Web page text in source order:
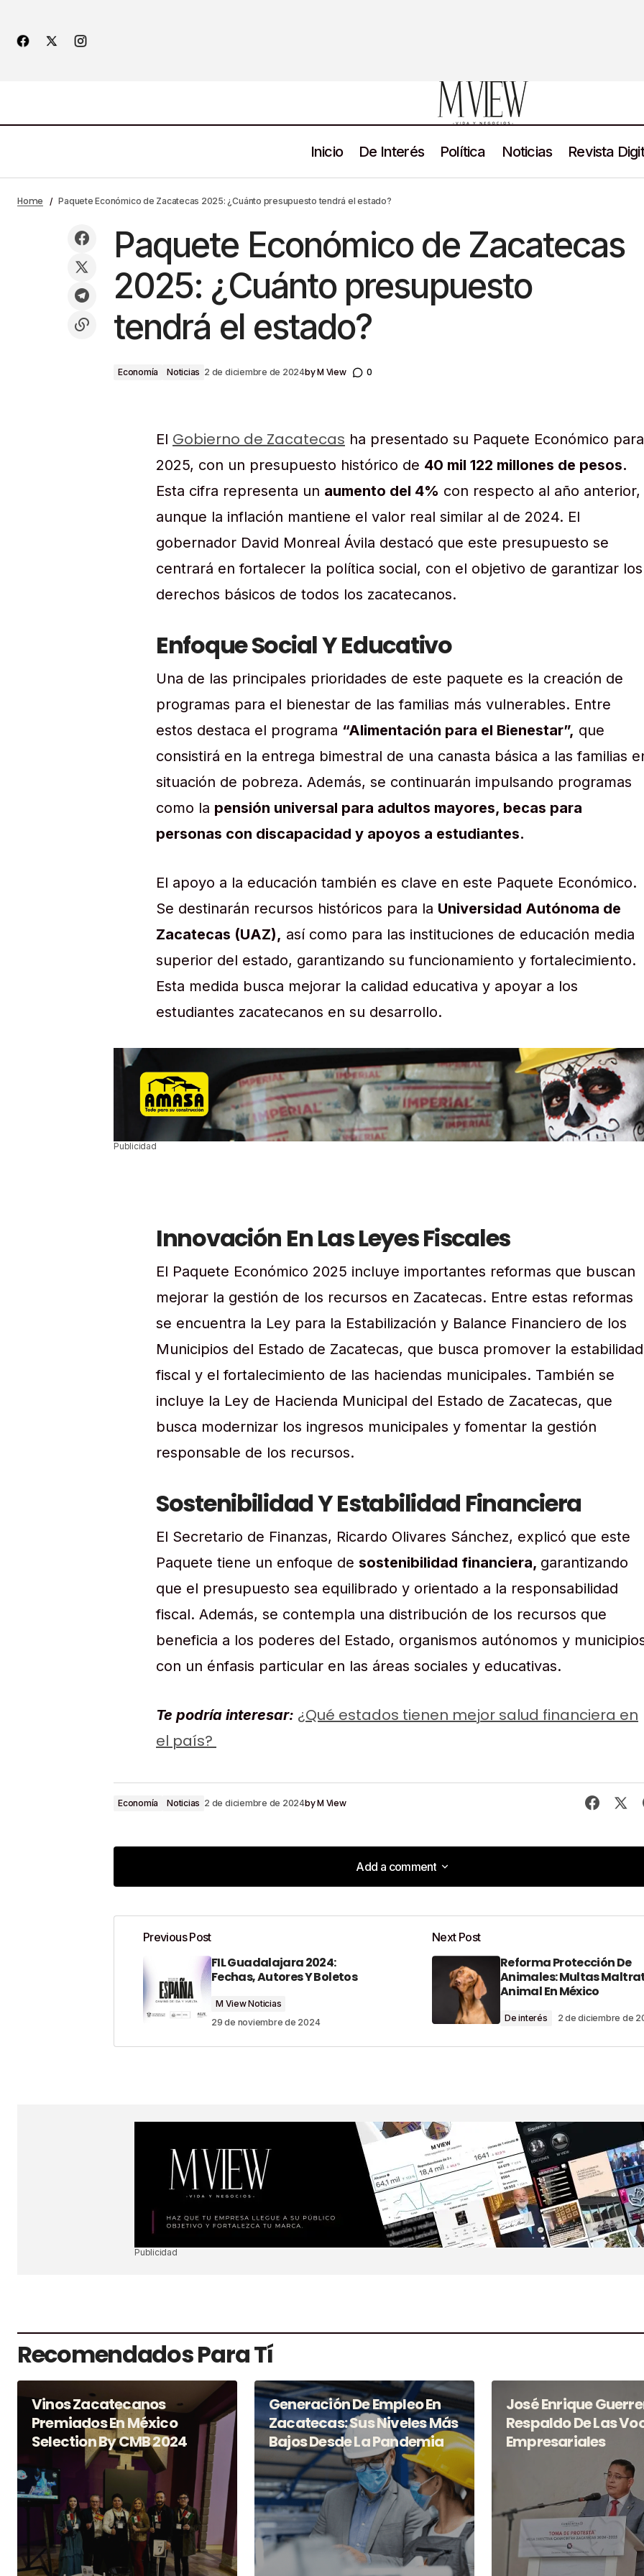
Inicio De Interés Política Noticias Revista
FIL Guadalajara 2024: Fechas, autores
y boletos
Economía Noticias Paquete Económico de Zacatecas 2025: ¿Cuánto
Home Paquete Económico de Zacatecas 2025: ¿Cuánto presupuesto tendrá el estado?
Paquete Económico de Zacatecas
2025: ¿Cuánto presupuesto
tendrá el estado?
Economía Noticias 2 de diciembre de 2024byM View 0
El Gobierno de Zacatecas ha presentado su Paquete Económico para
2025, con un presupuesto histórico de 40 mil 122 millones de pesos.
Esta cifra representa un aumento del 4% con respecto al año anterior,
aunque la inflación mantiene el valor real similar al de 2024. El
gobernador David Monreal Ávila destacó que este presupuesto se
centrará en fortalecer la política social, con el objetivo de garantizar los
derechos básicos de todos los zacatecanos.
Enfoque Social Y Educativo
Una de las principales prioridades de este paquete es la creación de
programas para el bienestar de las familias más vulnerables. Entre
estos destaca el programa “Alimentación para el Bienestar”, que
consistirá en la entrega bimestral de una canasta básica a las familias
situación de pobreza. Además, se continuarán impulsando programas
como la pensión universal para adultos mayores, becas para
personas con discapacidad y apoyos a estudiantes.
El apoyo a la educación también es clave en este Paquete Económico.
Se destinarán recursos históricos para la Universidad Autónoma de
Zacatecas (UAZ), así como para las instituciones de educación media
superior del estado, garantizando su funcionamiento y fortalecimiento.
Esta medida busca mejorar la calidad educativa y apoyar a los
estudiantes zacatecanos en su desarrollo.
Publicidad
Innovación En Las Leyes Fiscales
El Paquete Económico 2025 incluye importantes reformas que buscan
mejorar la gestión de los recursos en Zacatecas. Entre estas reformas
se encuentra la Ley para la Estabilización y Balance Financiero de los
Municipios del Estado de Zacatecas, que busca promover la estabilidad
fiscal y el fortalecimiento de las haciendas municipales. También se
incluye la Ley de Hacienda Municipal del Estado de Zacatecas, que
busca modernizar los ingresos municipales y fomentar la gestión
responsable de los recursos.
Sostenibilidad Y Estabilidad Financiera
El Secretario de Finanzas, Ricardo Olivares Sánchez, explicó que este
Paquete tiene un enfoque de sostenibilidad financiera, garantizando
que el presupuesto sea equilibrado y orientado a la responsabilidad
fiscal. Además, se contempla una distribución de los recursos que
beneficia a los poderes del Estado, organismos autónomos y
con un énfasis particular en las áreas sociales y educativas.
Te podría interesar: ¿Qué estados tienen mejor salud financiera en
el país?
Economía Noticias 2 de diciembre de 2024byM View
Add a comment
Add a comment
Tu dirección de correo electrónico no será publicada. Los campos obligatorios están marcados con
Comment*
Guardar Mi Nombre, Correo Electrónico Y Sitio Web
En Este Navegador Para La Próxima Vez Que Haga
Un Comentario.
Previous Post
FIL Guadalajara 2024:
Fechas, Autores Y Boletos
M View Noticias
29 de noviembre de 2024
Next Post
Reforma Protección De
Animales: Multas
Animal En México
De interés 2 de diciembre de
Publicidad
Recomendados Para Tí
Vinos Zacatecanos
Premiados En México
Selection By CMB 2024
Generación De Empleo En
Zacatecas: Sus Niveles Más
Bajos Desde La Pandemia
José Enrique
Respaldo De Las
Empresariales